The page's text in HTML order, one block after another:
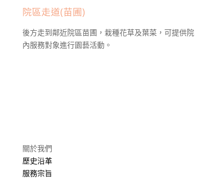
院區走道(苗圃)
後方走到鄰近院區苗圃，栽種花草及葉菜，可提供院
內服務對象進行園藝活動。
關於我們
歷史沿革
服務宗旨